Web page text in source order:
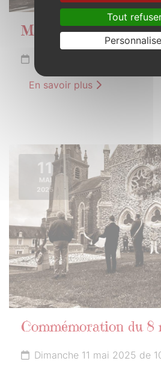
Marché du 1er mai
En savoir plus
11
MAI
2025
Commémoration du 8
Dimanche 11 mai 2025 de
Tout